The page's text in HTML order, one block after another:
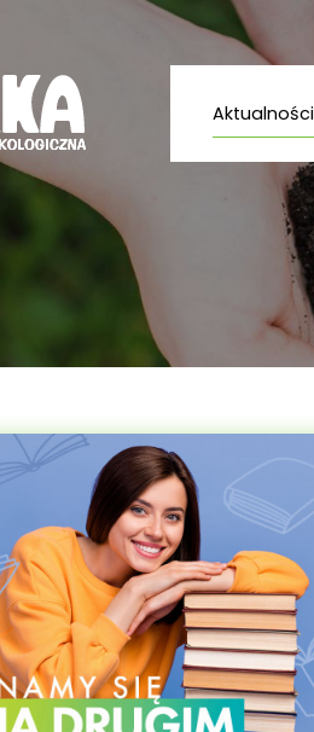
Aktualności